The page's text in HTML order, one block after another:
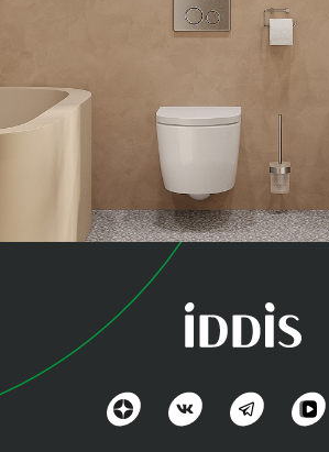
коллекция
Эйгер (Aiger)